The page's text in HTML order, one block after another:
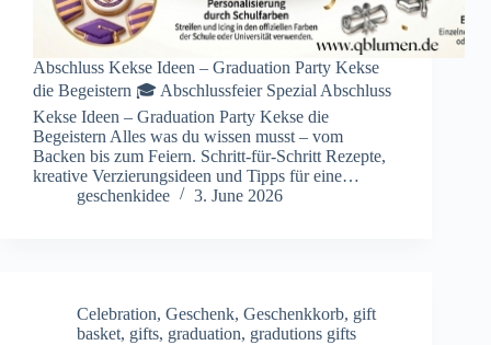
Abschluss Kekse Ideen – Graduation Party Kekse
die Begeistern 🎓 Abschlussfeier Spezial Abschluss
Kekse Ideen – Graduation Party Kekse die
Begeistern Alles was du wissen musst – vom
Backen bis zum Feiern. Schritt-für-Schritt Rezepte,
kreative Verzierungsideen und Tipps für eine…
geschenkidee
3. June 2026
Celebration, Geschenk, Geschenkkorb, gift
basket, gifts, graduation, gradutions gifts